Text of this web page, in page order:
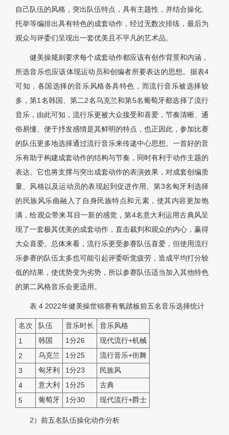
自己队伍的风格，突出队伍特点，具有主题性，并结合操化、
托举等编排出具有特色的成套动作，经过无数次排练，最后为
观众与评委们呈现出一套优美且不平凡的艺术品。
健美操规则要求每个成套动作都应该有创作背景和内涵，
所选音乐也应该体现运动员和创编者所要表达的思想。据表4
可知，各国选择的音乐风格各具特色，而流行音乐被选择较
多，第1名韩国、第二2名乌克兰和第5名葡萄牙都选择了流行
音乐，由此可知，流行乐更被大众接受和喜爱，节奏清晰、通
俗易懂、便于抒发感情是其鲜明的特点，也正因此，参加比赛
的队伍更多地选择通过流行音乐来传递中心思想。一首好的音
乐有助于构建成套动作的结构与节奏，同时有利于动作主题的
表达。它也将支撑与突出成套动作的表演效果，对成套创编质
量、风格以及运动员的表现起到促进作用。第3名匈牙利选择
的民族风乐曲融入了自身民族特点和元素，使其内容更加饱
满，给观众带来耳目一新的感觉，第4名意大利运用古典风呈
现了一套极其优美的成套动作，直击裁判和观众的内心，赢得
大众喜爱。总体来看，流行乐更受参赛队伍喜爱，但使用流行
乐参赛的队伍太多也可能引起评委听觉疲劳，造成平均打分较
低的结果，使优势变为劣势，所以参赛队伍适当加入其他特色
的第二风格音乐会更适用。
表 4 2022年健美操世锦赛有氧踏板前五名音乐选择统计
名次 队伍 音乐时长
音乐风格
1
韩国 1分26
现代流行+机械
2
乌克兰 1分25
流行音乐+街舞
3
匈牙利 1分23
民族风
4
意大利 1分25
古典
5
葡萄牙 1分30 现代流行+爵士
2）前五名队伍操化动作分析